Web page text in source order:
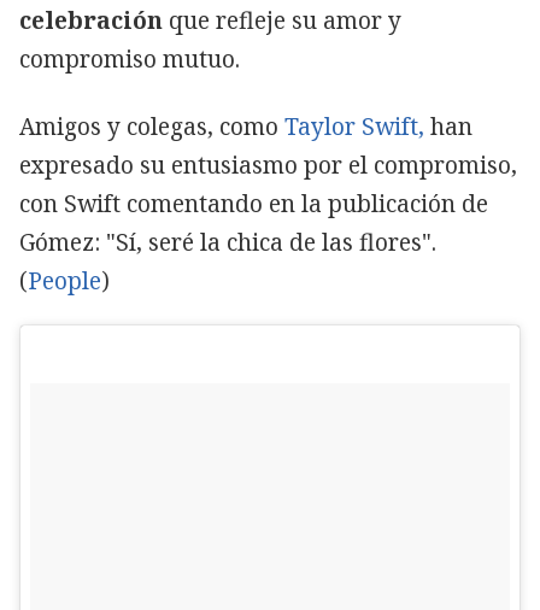
celebración que refleje su amor y
compromiso mutuo.
Amigos y colegas, como Taylor Swift, han
expresado su entusiasmo por el compromiso,
con Swift comentando en la publicación de
Gómez: "Sí, seré la chica de las flores".
(People)